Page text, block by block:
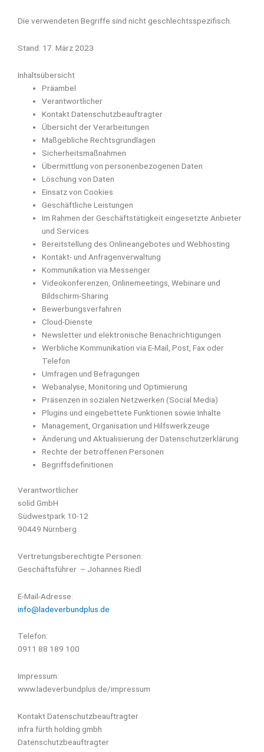
Die verwendeten Begriffe sind nicht geschlechtsspezifisch.
Stand: 17. März 2023
Inhaltsübersicht
Präambel
Verantwortlicher
Kontakt Datenschutzbeauftragter
Übersicht der Verarbeitungen
Maßgebliche Rechtsgrundlagen
Sicherheitsmaßnahmen
Übermittlung von personenbezogenen Daten
Löschung von Daten
Einsatz von Cookies
Geschäftliche Leistungen
Im Rahmen der Geschäftstätigkeit eingesetzte Anbieter
und Services
Bereitstellung des Onlineangebotes und Webhosting
Kontakt- und Anfragenverwaltung
Kommunikation via Messenger
Videokonferenzen, Onlinemeetings, Webinare und
Bildschirm-Sharing
Bewerbungsverfahren
Cloud-Dienste
Newsletter und elektronische Benachrichtigungen
Werbliche Kommunikation via E-Mail, Post, Fax oder
Telefon
Umfragen und Befragungen
Webanalyse, Monitoring und Optimierung
Präsenzen in sozialen Netzwerken (Social Media)
Plugins und eingebettete Funktionen sowie Inhalte
Management, Organisation und Hilfswerkzeuge
Änderung und Aktualisierung der Datenschutzerklärung
Rechte der betroffenen Personen
Begriffsdefinitionen
Verantwortlicher
solid GmbH
Südwestpark 10-12
90449 Nürnberg
Vertretungsberechtigte Personen:
Geschäftsführer – Johannes Riedl
E-Mail-Adresse:
info@ladeverbundplus.de
Telefon:
0911 88 189 100
Impressum:
www.ladeverbundplus.de/impressum
Kontakt Datenschutzbeauftragter
infra fürth holding gmbh
Datenschutzbeauftragter